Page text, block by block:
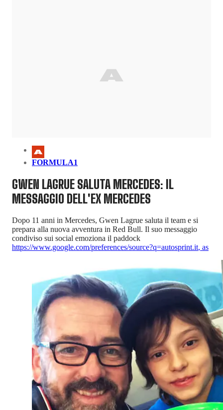
FORMULA1
GWEN LAGRUE SALUTA MERCEDES: IL
MESSAGGIO DELL'EX MERCEDES
Dopo 11 anni in Mercedes, Gwen Lagrue saluta il team e si
prepara alla nuova avventura in Red Bull. Il suo messaggio
condiviso sui social emoziona il paddock
https://www.google.com/preferences/source?q=autosprint.it, as